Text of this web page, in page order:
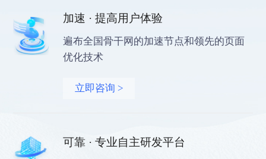
加速 · 提高用户体验
遍布全国骨干网的加速节点和领先的页面
优化技术
立即咨询 >
可靠 · 专业自主研发平台